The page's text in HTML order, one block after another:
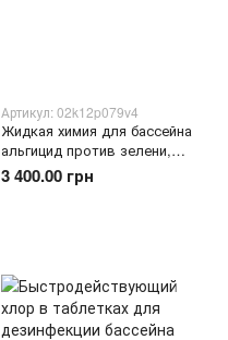
Артикул: 02k12p079v4
Жидкая химия для бассейна
альгицид против зелени,
водорослей и грибков
AquaDoctor АС 001554 20л (AT)
3 400.00 грн